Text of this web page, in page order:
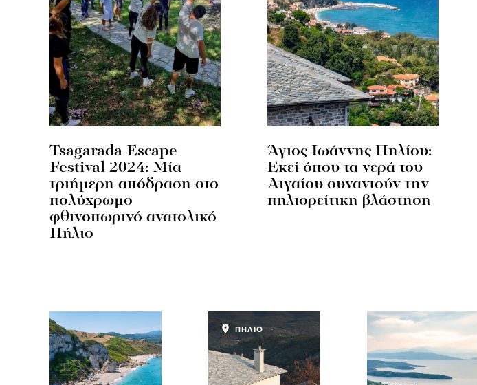
Tsagarada Escape
Festival 2024: Μία
τριήμερη απόδραση στο
πολύχρωμο
φθινοπωρινό ανατολικό
Πήλιο
Άγιος Ιωάννης Πηλίου:
Eκεί όπου τα νερά του
Αιγαίου συναντούν την
πηλιορείτικη βλάστηση
ΠΗΛΙΟ